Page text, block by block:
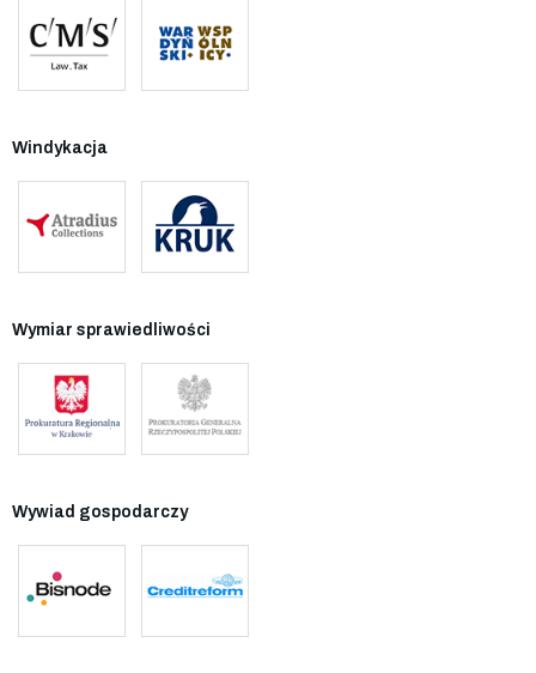
Windykacja
Wymiar sprawiedliwości
Wywiad gospodarczy